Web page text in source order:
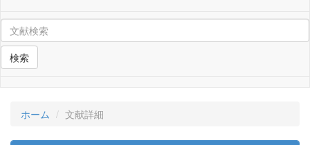
検索
ホーム 文献詳細